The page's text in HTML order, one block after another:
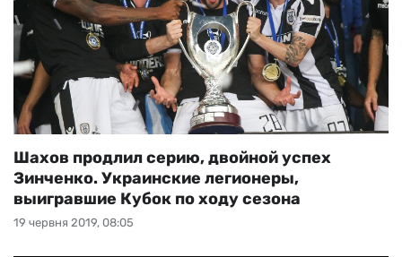
19 червня 2019, 08:05
Шахов продлил серию, двойной успех
Зинченко. Украинские легионеры,
выигравшие Кубок по ходу сезона